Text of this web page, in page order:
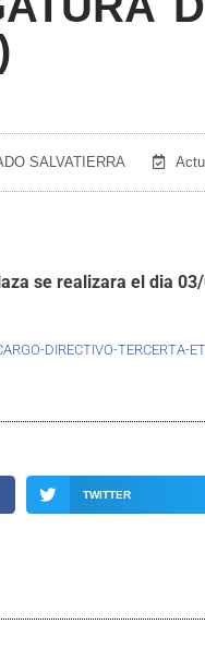
SALVATIERRA
se realizara el dia
DIRECTIVO-TERCERTA-
TWITTER